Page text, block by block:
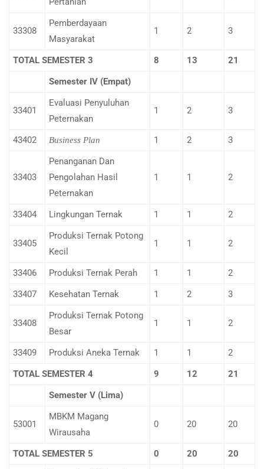
33308
Pemberdayaan
Masyarakat
1 2 3
TOTAL SEMESTER 3 8 13
21
Semester IV (Empat)
33401
Evaluasi Penyuluhan
Peternakan
1 2 3
43402 Business Plan 1 2 3
33403
Penanganan Dan
Pengolahan Hasil
Peternakan
1 1 2
33404 Lingkungan Ternak 1 1 2
33405
Produksi Ternak Potong
Kecil
1 1 2
33406 Produksi Ternak Perah 1 1
2
33407
Kesehatan Ternak 1 2 3
33408
Produksi Ternak Potong
Besar
1 1 2
33409 Produksi Aneka Ternak 1 1
2
TOTAL SEMESTER 4
9 12 21
Semester V (Lima)
53001
MBKM Magang
Wirausaha
0 20 20
TOTAL SEMESTER 5 0 20
20